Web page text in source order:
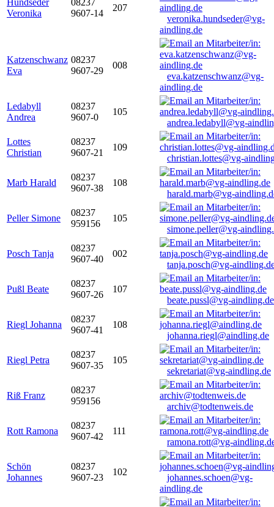
Hundseder
Veronika
08237
9607-14
207
veronika.hundseder@vg-
aindling.de
Katzenschwanz
Eva
08237
9607-29
008
eva.katzenschwanz@vg-
aindling.de
Ledabyll
Andrea
08237
9607-0
105
andrea.ledabyll@vg-
Lottes
Christian
08237
9607-21
109
christian.lottes@vg-
Marb Harald
08237
9607-38
108
harald.marb@vg-
Peller Simone
08237
959156
105
simone.peller@vg-
Posch Tanja
08237
9607-40
002
tanja.posch@vg-
Pußl Beate
08237
9607-26
107
beate.pussl@vg-aindling.de
Riegl Johanna
08237
9607-41
108
johanna.riegl@aindling.de
Riegl Petra
08237
9607-35
105
sekretariat@vg-aindling.de
Riß Franz
08237
959156
archiv@todtenweis.de
Rott Ramona
08237
9607-42
111
ramona.rott@vg-
Schön
Johannes
08237
9607-23
102
johannes.schoen@vg-
aindling.de